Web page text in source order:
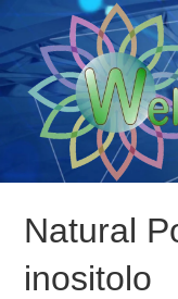
Natural
inositolo